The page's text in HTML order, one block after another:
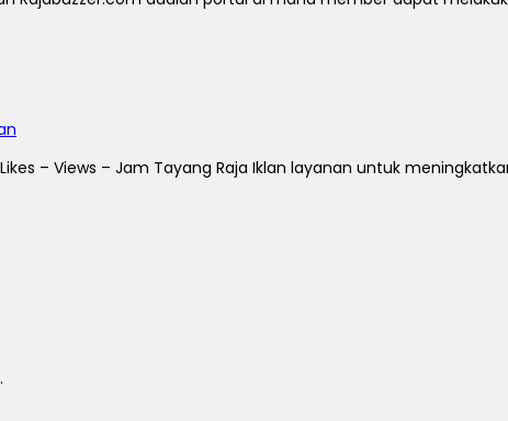
– Views – Jam Tayang Raja Iklan layanan untuk